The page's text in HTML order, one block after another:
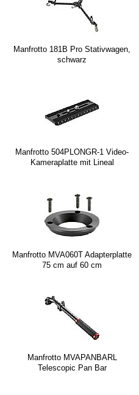
Manfrotto 181B Pro Stativwagen,
schwarz
Manfrotto 504PLONGR-1 Video-
Kameraplatte mit Lineal
Manfrotto MVA060T Adapterplatte
75 cm auf 60 cm
Manfrotto MVAPANBARL
Telescopic Pan Bar